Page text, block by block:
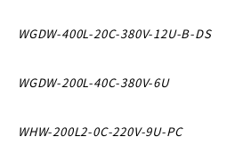
WGDW-400L-20C-380V-12U-B-DS
WGDW-200L-40C-380V-6U
WHW-200L2-0C-220V-9U-PC